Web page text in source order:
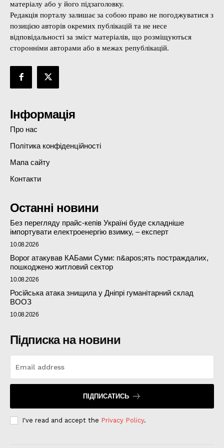
матеріалу або у його підзаголовку.
Редакція порталу залишає за собою право не погоджуватися з
позицією авторів окремих публікацій та не несе
відповідальності за зміст матеріалів, що розміщуються
сторонніми авторами або в межах републікацій.
Інформація
Про нас
Політика конфіденційності
Мапа сайту
Контакти
Останні новини
Без перегляду прайс-кепів Україні буде складніше
імпортувати електроенергію взимку, – експерт
10.08.2026
Ворог атакував КАБами Суми: п&apos;ять постраждалих,
пошкоджено житловий сектор
10.08.2026
Російська атака знищила у Дніпрі гуманітарний склад
ВООЗ
10.08.2026
Підписка на новини
ПІДПИСАТИСЬ
I've read and accept the Privacy Policy.